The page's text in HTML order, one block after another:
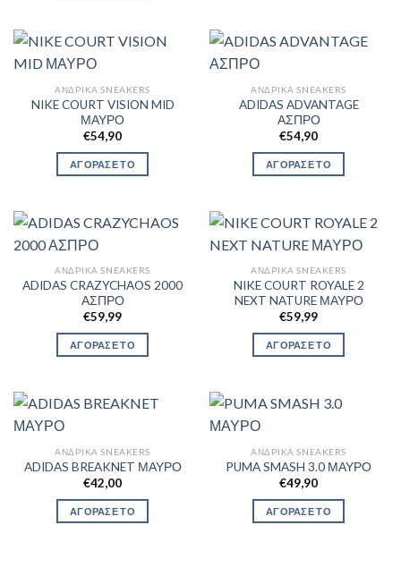
ΑΝΔΡΙΚΆ SNEAKERS
NIKE COURT VISION MID
ΜΑΥΡΟ
€54,90
ΑΓΟΡΑΣΕ ΤΟ
ΑΝΔΡΙΚΆ SNEAKERS
ADIDAS ADVANTAGE
ΑΣΠΡΟ
€54,90
ΑΓΟΡΑΣΕ ΤΟ
ΑΝΔΡΙΚΆ SNEAKERS
ADIDAS CRAZYCHAOS 2000
ΑΣΠΡΟ
€59,99
ΑΓΟΡΑΣΕ ΤΟ
ΑΝΔΡΙΚΆ SNEAKERS
NIKE COURT ROYALE 2
NEXT NATURE ΜΑΥΡΟ
€59,99
ΑΓΟΡΑΣΕ ΤΟ
ΑΝΔΡΙΚΆ SNEAKERS
ADIDAS BREAKNET ΜΑΥΡΟ
€42,00
ΑΓΟΡΑΣΕ ΤΟ
ΑΝΔΡΙΚΆ SNEAKERS
PUMA SMASH 3.0 ΜΑΥΡΟ
€49,90
ΑΓΟΡΑΣΕ ΤΟ